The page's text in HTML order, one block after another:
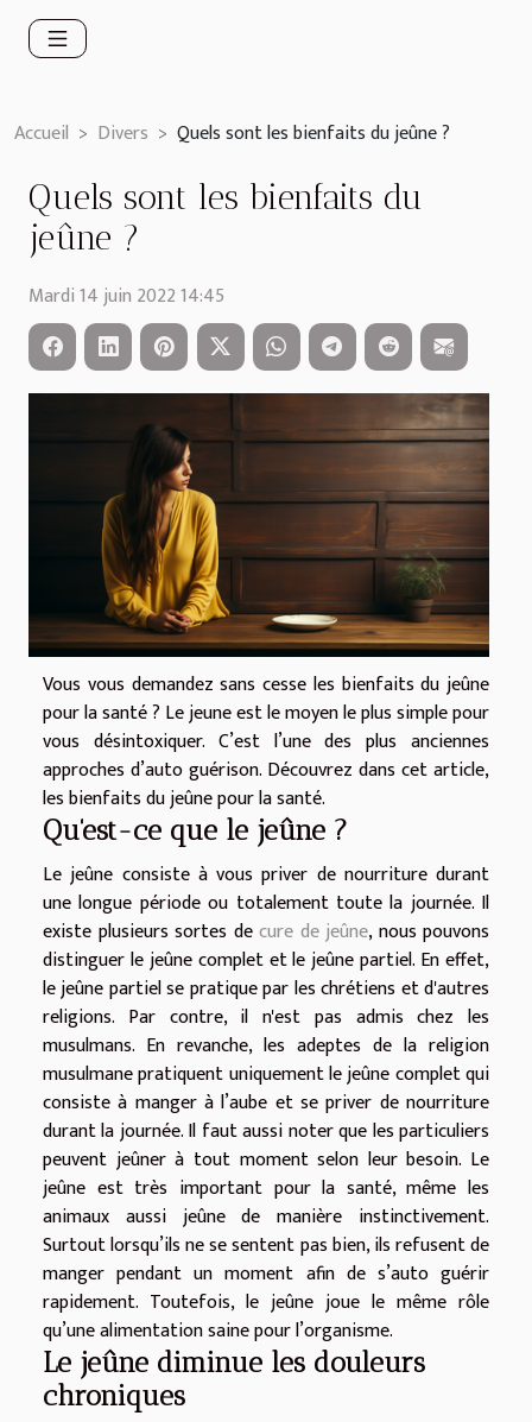
Accueil Divers Quels sont les bienfaits du jeûne ?
Quels sont les bienfaits du
jeûne ?
Mardi 14 juin 2022 14:45
Vous vous demandez sans cesse les bienfaits du jeûne
pour la santé ? Le jeune est le moyen le plus simple pour
vous désintoxiquer. C’est l’une des plus anciennes
approches d’auto guérison. Découvrez dans cet article,
les bienfaits du jeûne pour la santé.
Qu'est-ce que le jeûne ?
Le jeûne consiste à vous priver de nourriture durant
une longue période ou totalement toute la journée. Il
existe plusieurs sortes decure de jeûne, nous pouvons
distinguer le jeûne complet et le jeûne partiel. En effet,
le jeûne partiel se pratique par les chrétiens et d'autres
religions. Par contre, il n'est pas admis chez les
musulmans. En revanche, les adeptes de la religion
musulmane pratiquent uniquement le jeûne complet qui
consiste à manger à l’aube et se priver de nourriture
durant la journée. Il faut aussi noter que les particuliers
peuvent jeûner à tout moment selon leur besoin. Le
jeûne est très important pour la santé, même les
animaux aussi jeûne de manière instinctivement.
Surtout lorsqu’ils ne se sentent pas bien, ils refusent de
manger pendant un moment afin de s’auto guérir
rapidement. Toutefois, le jeûne joue le même rôle
qu’une alimentation saine pour l’organisme.
Le jeûne diminue les douleurs
chroniques